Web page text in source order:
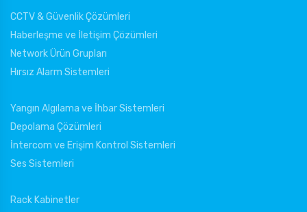
CCTV & Güvenlik Çözümleri
Haberleşme ve İletişim Çözümleri
Network Ürün Grupları
Hırsız Alarm Sistemleri
Yangın Algılama ve İhbar Sistemleri
Depolama Çözümleri
İntercom ve Erişim Kontrol Sistemleri
Ses Sistemleri
Rack Kabinetler